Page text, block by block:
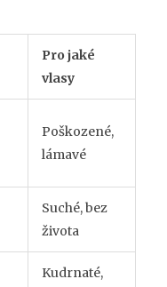
Pro jaké
vlasy
Poškozené,
lámavé
Suché, bez
života
Kudrnaté,